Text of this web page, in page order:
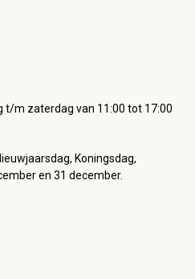
t/m zaterdag van 11:00 tot 17:00
Koningsdag,
en 31 december.